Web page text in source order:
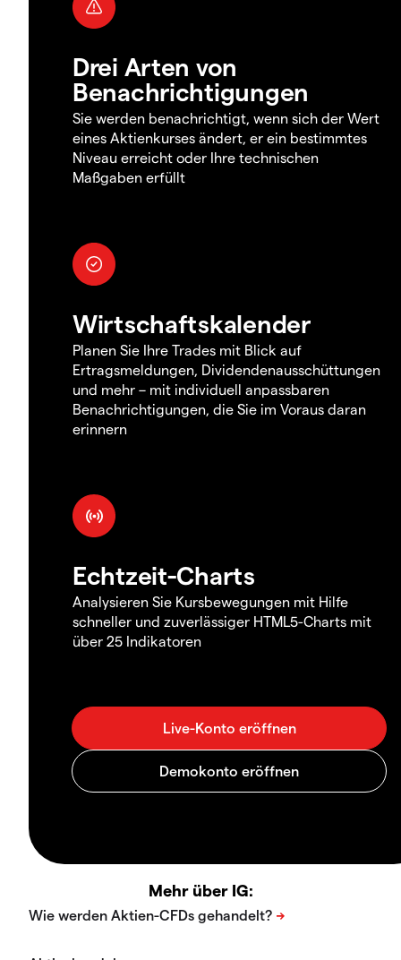
Drei Arten von
Benachrichtigungen
Sie werden benachrichtigt, wenn sich der Wert
eines Aktienkurses ändert, er ein bestimmtes
Niveau erreicht oder Ihre technischen
Maßgaben erfüllt
Wirtschaftskalender
Planen Sie Ihre Trades mit Blick auf
Ertragsmeldungen, Dividendenausschüttungen
und mehr – mit individuell anpassbaren
Benachrichtigungen, die Sie im Voraus daran
erinnern
Echtzeit-Charts
Analysieren Sie Kursbewegungen mit Hilfe
schneller und zuverlässiger HTML5-Charts mit
über 25 Indikatoren
Mehr über IG: